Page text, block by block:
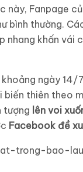
này, Fanpage
bình thường.
nhang khấn vái
khoảng ngày 14/
thiên theo
tượng lên voi
Facebook đề